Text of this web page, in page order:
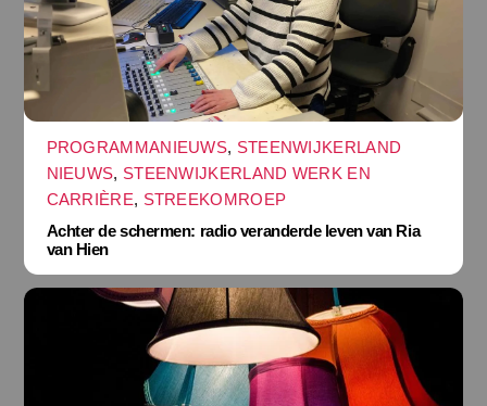
PROGRAMMANIEUWS, STEENWIJKERLAND
NIEUWS, STEENWIJKERLAND WERK EN
CARRIÈRE, STREEKOMROEP
Achter de schermen: radio veranderde leven van Ria
van Hien